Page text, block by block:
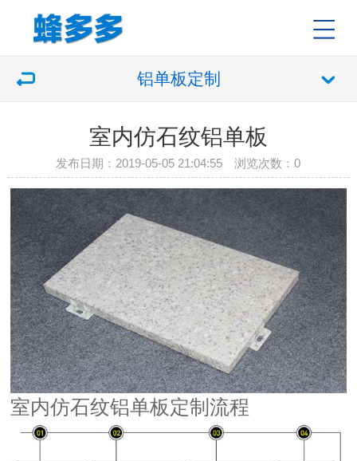
铝单板定制
室内仿石纹铝单板
发布日期：2019-05-05 21:04:55 浏览次数：0
室内仿石纹铝单板定制流程